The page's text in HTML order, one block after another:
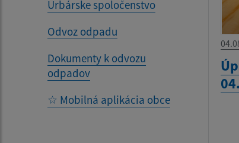
Urbárske spoločenstvo
Odvoz odpadu
Dokumenty k odvozu
odpadov
☆ Mobilná aplikácia obce